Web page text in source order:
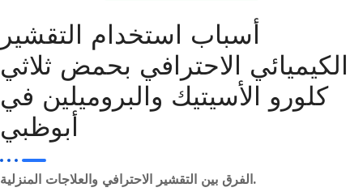
أسباب استخدام التقشير
الكيميائي الاحترافي بحمض ثلاثي
كلورو الأسيتيك والبروميلين في
أبوظبي
الفرق بين التقشير الاحترافي والعلاجات المنزلية.